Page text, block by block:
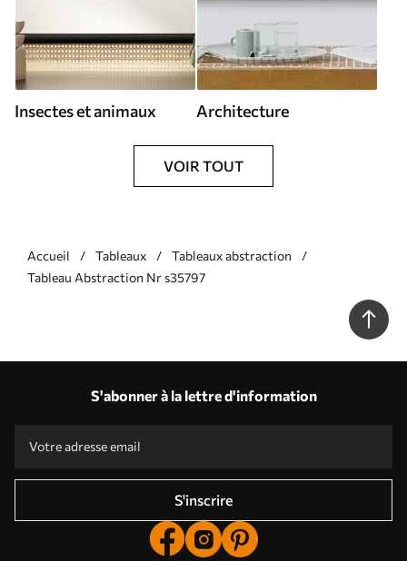
Insectes et animaux Architecture
VOIR TOUT
Accueil Tableaux
Tableaux abstraction
Tableau Abstraction Nr s35797
S'abonner à la lettre d'information
S'inscrire